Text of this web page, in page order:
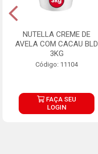
NUTELLA CREME DE
AVELA COM CACAU BLD
3KG
Código: 11104
FAÇA SEU
LOGIN